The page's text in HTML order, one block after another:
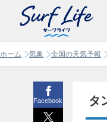
ホーム 気象 全国の天気予報
タ
Facebook